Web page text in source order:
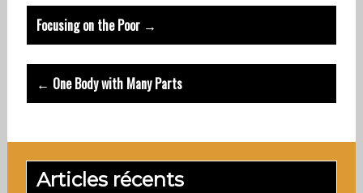
Post
navigation
Focusing on the Poor →
← One Body with Many Parts
Articles récents